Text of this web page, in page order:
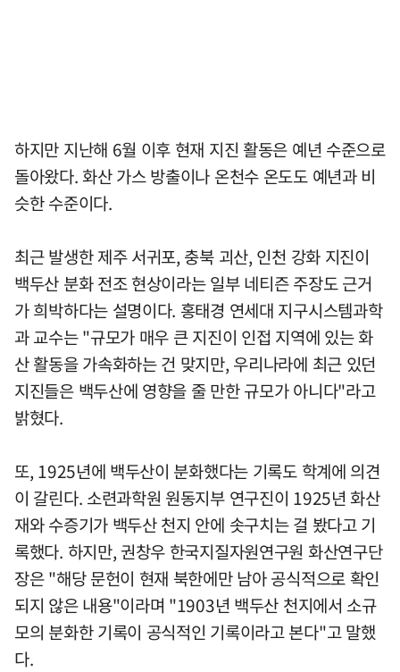
하지만 지난해 6월 이후 현재 지진 활동은 예년 수준으로
돌아왔다. 화산 가스 방출이나 온천수 온도도 예년과 비
슷한 수준이다.
최근 발생한 제주 서귀포, 충북 괴산, 인천 강화 지진이
백두산 분화 전조 현상이라는 일부 네티즌 주장도 근거
가 희박하다는 설명이다. 홍태경 연세대 지구시스템과학
과 교수는 "규모가 매우 큰 지진이 인접 지역에 있는 화
산 활동을 가속화하는 건 맞지만, 우리나라에 최근 있던
지진들은 백두산에 영향을 줄 만한 규모가 아니다"라고
밝혔다.
또, 1925년에 백두산이 분화했다는 기록도 학계에 의견
이 갈린다. 소련과학원 원동지부 연구진이 1925년 화산
재와 수증기가 백두산 천지 안에 솟구치는 걸 봤다고 기
록했다. 하지만, 권창우 한국지질자원연구원 화산연구단
장은 "해당 문헌이 현재 북한에만 남아 공식적으로 확인
되지 않은 내용"이라며 "1903년 백두산 천지에서 소규
모의 분화한 기록이 공식적인 기록이라고 본다"고 말했
다.